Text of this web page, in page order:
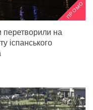
ПРОМО
перетворили на
іспанського